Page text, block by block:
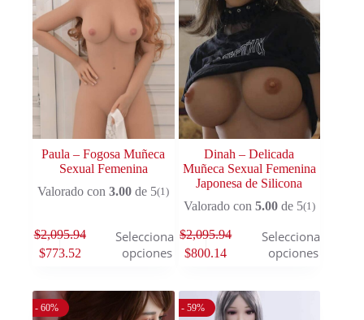
Paula – Fogosa Muñeca
Sexual Femenina
Valorado con3.00 de 5(1)
$2,095.94
$773.52
Seleccionar
opciones
Dinah – Delicada
Muñeca Sexual Femenina
Japonesa de Silicona
Valorado con 5.00de 5(1)
$2,095.94
$800.14
Seleccionar
opciones
- 60% - 59%